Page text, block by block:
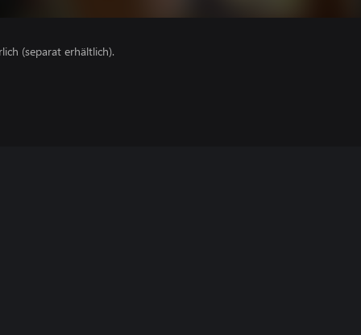
(separat erhältlich).